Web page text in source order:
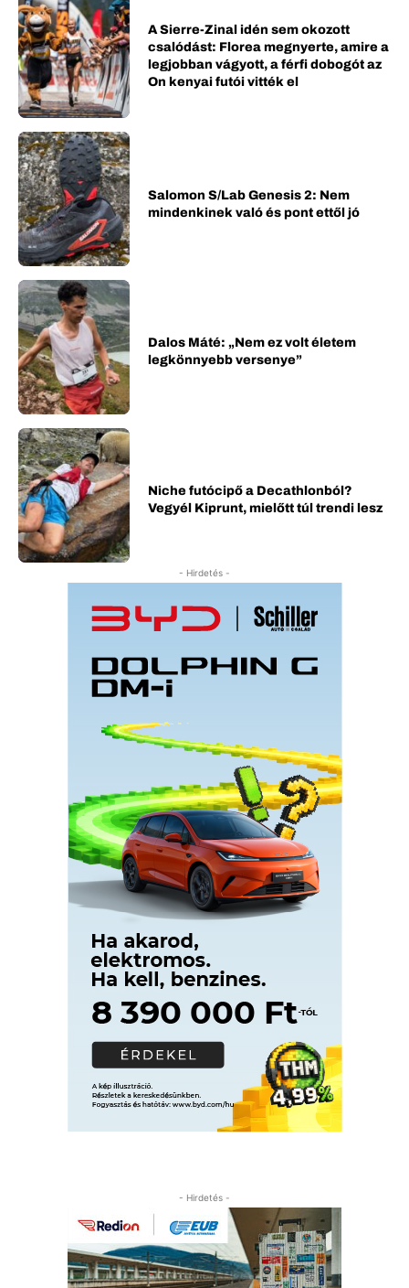
A Sierre-Zinal idén sem okozott
csalódást: Florea megnyerte, amire a
legjobban vágyott, a férfi dobogót az
On kenyai futói vitték el
Salomon S/Lab Genesis 2: Nem
mindenkinek való és pont ettől jó
Dalos Máté: „Nem ez volt életem
legkönnyebb versenye”
Niche futócipő a Decathlonból?
Vegyél Kiprunt, mielőtt túl trendi lesz
- Hirdetés -
- Hirdetés -